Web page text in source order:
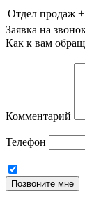
Отдел продаж
Заявка на
Как к вам
Комментарий
Телефон
Позвоните мне